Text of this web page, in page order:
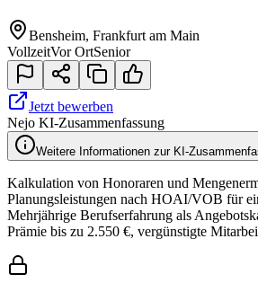
Bensheim, Frankfurt am Main
VollzeitVor OrtSenior
Jetzt bewerben
Nejo KI-Zusammenfassung
Weitere Informationen zur KI-
Kalkulation von Honoraren und
Planungsleistungen nach HOAI/VOB für
Mehrjährige Berufserfahrung als
Prämie bis zu 2.550 €, vergünstigte